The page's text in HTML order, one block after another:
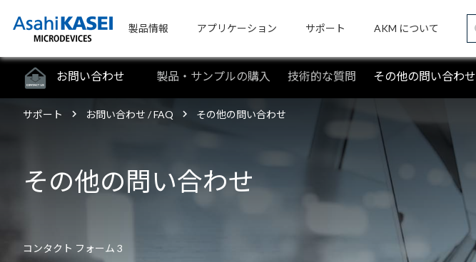
製品情報 アプリケーション サポート AKM について
お問い合わせ 製品・サンプルの購入 技術的な質問 その他の問い合わせ
サポート お問い合わせ / FAQ その他の問い合わせ
その他の問い合わせ
コンタクト フォーム 3